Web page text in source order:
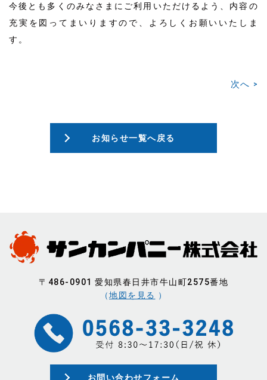
今後とも多くのみなさまにご利用いただけるよう、内容の
充実を図ってまいりますので、よろしくお願いいたしま
す。
次へ >
お知らせ一覧へ戻る
〒486-0901 愛知県春日井市牛山町2575番地
（地図を見る ）
お問い合わせフォーム